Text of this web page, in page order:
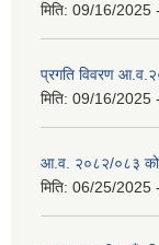
मिति: 09/16/2025
प्रगति विवरण
मिति: 09/16/2025
आ.व. २०८२/०८३ को
मिति: 06/25/2025